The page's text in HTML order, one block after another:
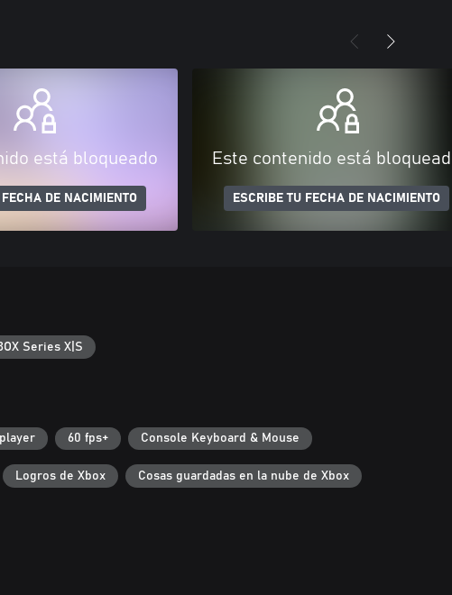
está bloqueado
FECHA DE NACIMIENTO
Este contenido está
ESCRIBE TU FECHA DE NACIMIENTO
Series X|S
60 fps+ Console Keyboard & Mouse
Logros de Xbox Cosas guardadas en la nube de Xbox